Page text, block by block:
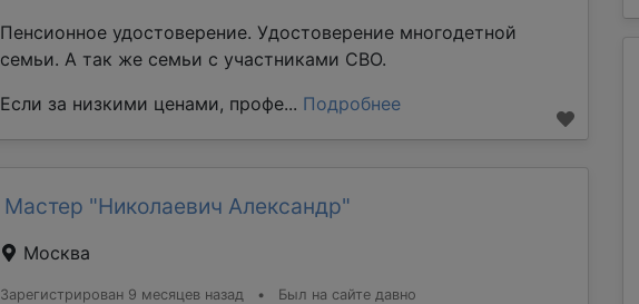
Пенсионное удостоверение. Удостоверение многодетной
семьи. А так же семьи с участниками СВО.
Если за низкими ценами, профе... Подробнее
Мастер "Николаевич Александр"
Москва
Зарегистрирован 9 месяцев назад • Был на сайте давно